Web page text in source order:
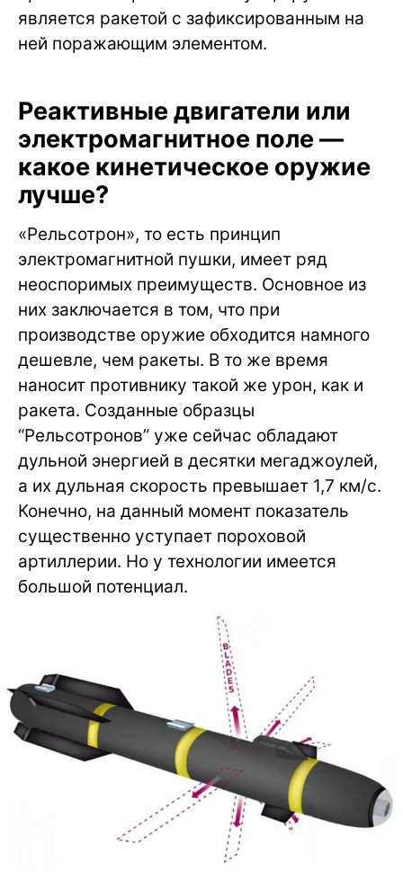
является ракетой с зафиксированным на
ней поражающим элементом.
Реактивные двигатели или
электромагнитное поле —
какое кинетическое оружие
лучше?
«Рельсотрон», то есть принцип
электромагнитной пушки, имеет ряд
неоспоримых преимуществ. Основное из
них заключается в том, что при
производстве оружие обходится намного
дешевле, чем ракеты. В то же время
наносит противнику такой же урон, как и
ракета. Созданные образцы
“Рельсотронов” уже сейчас обладают
дульной энергией в десятки мегаджоулей,
а их дульная скорость превышает 1,7 км/с.
Конечно, на данный момент показатель
существенно уступает пороховой
артиллерии. Но у технологии имеется
большой потенциал.